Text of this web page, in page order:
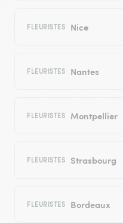
FLEURISTES Nice
FLEURISTES Nantes
FLEURISTES Montpellier
FLEURISTES Strasbourg
FLEURISTES Bordeaux